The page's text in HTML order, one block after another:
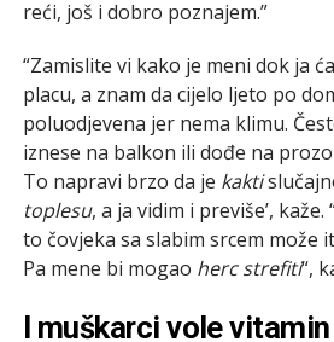
reći, još i dobro poznajem.”
“Zamislite vi kako je meni dok ja
placu, a znam da cijelo ljeto po
poluodjevena jer nema klimu.
iznese na balkon ili dođe na
To napravi brzo da je kakti
toplesu, a ja vidim i previše’, kaže.
to čovjeka sa slabim srcem može
Pa mene bi mogao herc strefiti“,
I muškarci vole vitamin